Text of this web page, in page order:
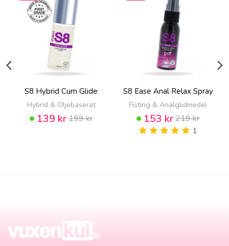
S8 Hybrid Cum Glide
Hybrid & Oljebaserat
139 kr199 kr
S8 Ease Anal Relax Spray
Fisting & Analglidmedel
153 kr219 kr
1